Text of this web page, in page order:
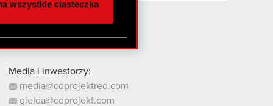
danymi
z naszej witryny,
wszystkie ciasteczka
Media i inwestorzy:
media@cdprojektred.com
gielda@cdprojekt.com